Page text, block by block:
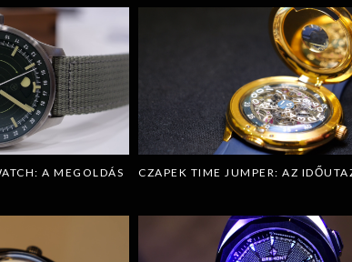
A MEGOLDÁS
CZAPEK TIME JUMPER: AZ